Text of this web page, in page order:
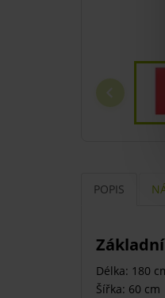
POPIS
Délka: 180
Šířka: 60 cm